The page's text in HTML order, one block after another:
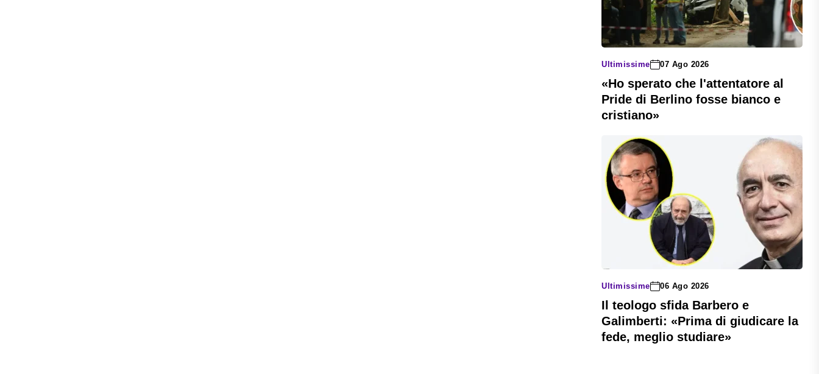
Ultimissime 07 Ago 2026
«Ho sperato che l'attentatore al
Pride di Berlino fosse bianco e
cristiano»
Ultimissime 06 Ago 2026
Il teologo sfida Barbero e
Galimberti: «Prima di giudicare la
fede, meglio studiare»